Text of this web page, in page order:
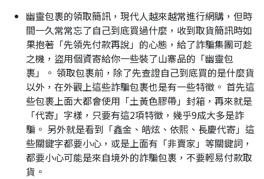
幽靈包裹的領取簡訊，現代人越來越常進行網購，但時
間一久常常忘了自己到底買過什麼，收到取貨簡訊時如
果抱著「先領先付款再說」的心態，給了詐騙集團可趁
之機，盜用個資寄給你一些裝了山寨品的「幽靈包
裹」。 領取包裹前，除了先查證自己到底買的是什麼貨
以外，在外觀上這些詐騙包裹也是有一些特徵。 首先這
些包裹上面大都會使用「土黃色膠帶」封箱，再來就是
「代寄」字樣，只要有這2項特徵，幾乎9成大多是詐
騙。 另外就是看到「鑫金、皓炫、依熙、長慶代寄」這
些關鍵字都要小心，或是上面有「非賣家」等關鍵詞，
都要小心可能是來自境外的詐騙包裹，不要輕易付款取
貨。